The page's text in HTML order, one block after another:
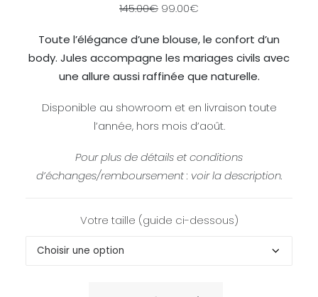
145.00€ LE
INITIAL
ÉTAIT :
145.00€.
99.00€
ACTUEL
EST :
99.00€.
Toute l’élégance d’une blouse, le confort d’un
body. Jules accompagne les mariages civils avec
une allure aussi raffinée que naturelle.
Disponible au showroom et en livraison toute
l’année, hors mois d’août.
Pour plus de détails et conditions
d’échanges/remboursement : voir la description.
Votre taille (guide ci-dessous)